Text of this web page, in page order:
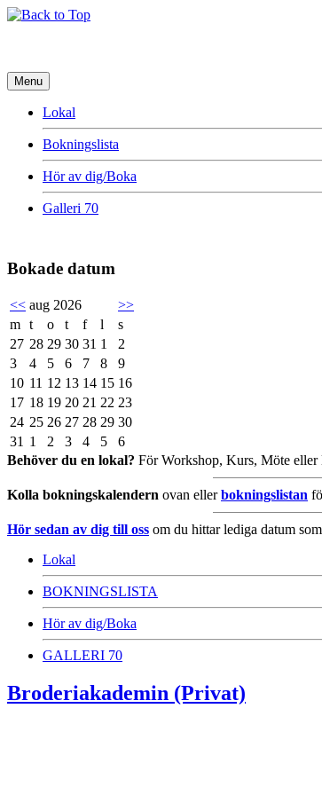
Menu
Lokal
Bokningslista
Hör av dig/Boka
Galleri 70
Bokade datum
<< aug 2026
>>
m t o t f l
s
27 28 29 30 31 1
2
3
4 5 6 7 8
9
10 11 12 13 14 15 16
17 18 19 20 21 22 23
24 25 26 27 28 29 30
31 1 2 3 4 5
6
Behöver du en lokal? För Workshop, Kurs, Möte
Kolla bokningskalendern ovan ellerbokningslistan
Hör sedan av dig till oss om du hittar lediga datum
Lokal
BOKNINGSLISTA
Hör av dig/Boka
GALLERI 70
Broderiakademin (Privat)